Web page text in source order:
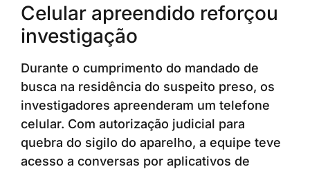
Celular apreendido reforçou
investigação
Durante o cumprimento do mandado de
busca na residência do suspeito preso, os
investigadores apreenderam um telefone
celular. Com autorização judicial para
quebra do sigilo do aparelho, a equipe teve
acesso a conversas por aplicativos de